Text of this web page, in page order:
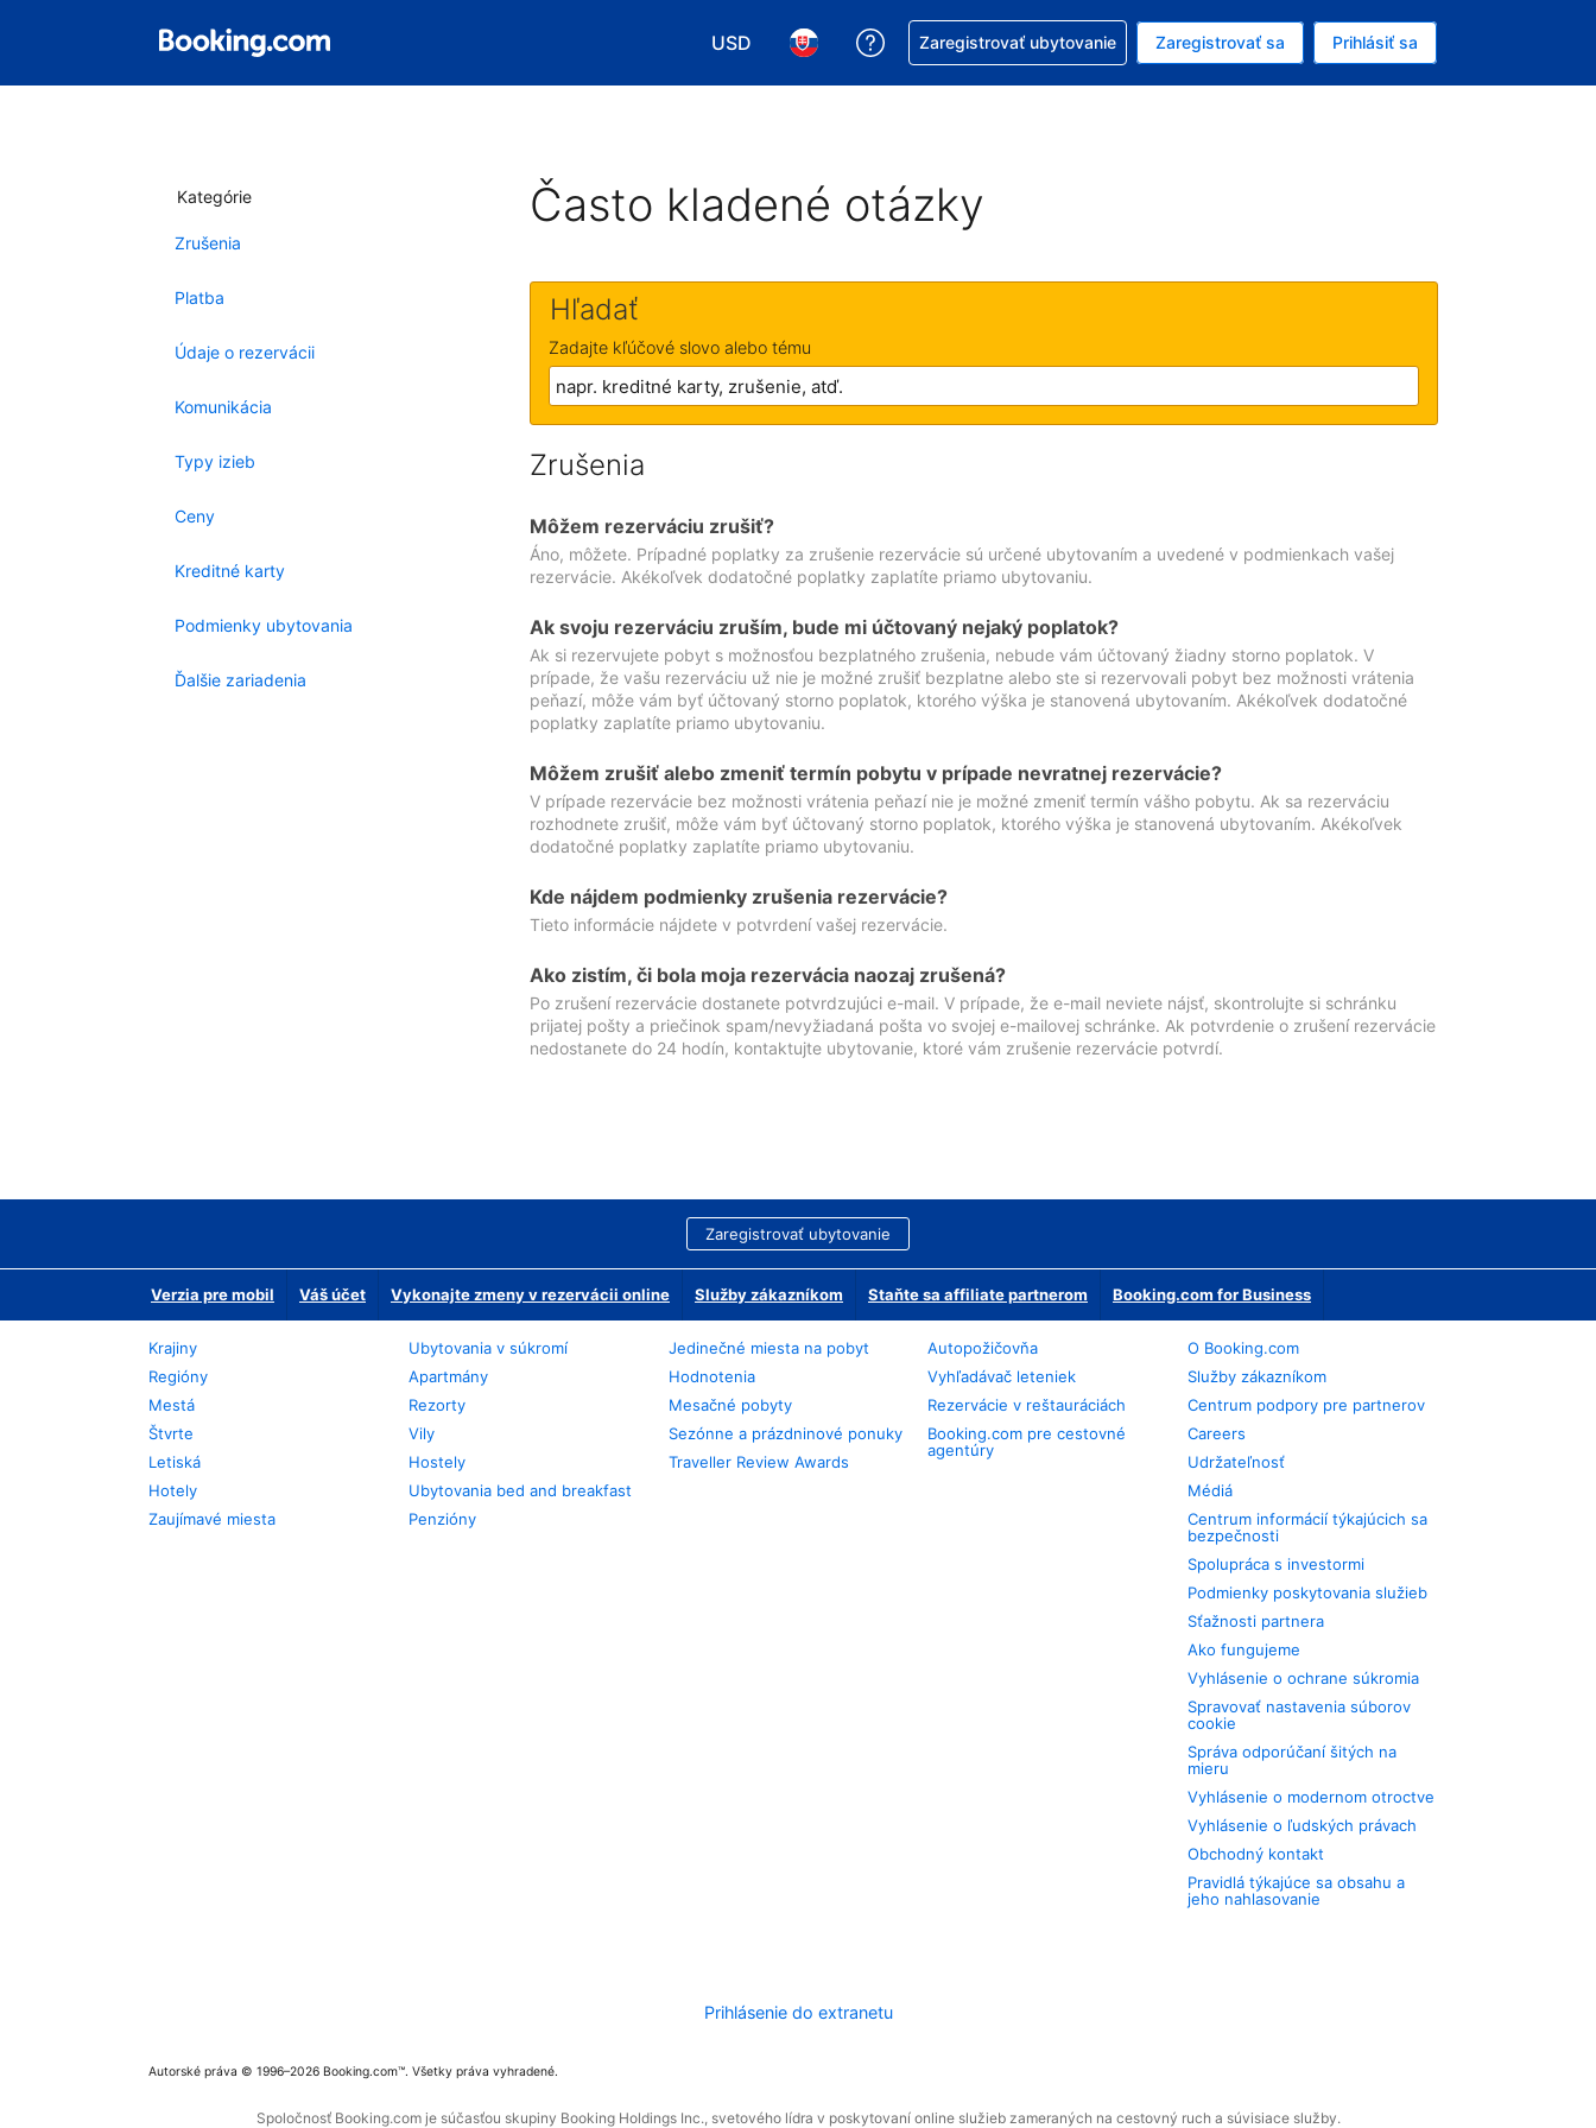
USD
Vybrať menu. Momentálne máte zvolenú menu Americký dolár
Vybrať jazyk. Momentálne máte zvolený jazyk V slovenčine
Získajte pomoc s rezerváciou
Zaregistrovať ubytovanie Zaregistrovať sa Prihlásiť sa
Kategórie
Zrušenia
Platba
Údaje o rezervácii
Komunikácia
Typy izieb
Ceny
Kreditné karty
Podmienky ubytovania
Ďalšie zariadenia
Často kladené otázky
Hľadať
Zadajte kľúčové slovo alebo tému
Zrušenia
Môžem rezerváciu zrušiť?
Áno, môžete. Prípadné poplatky za zrušenie rezervácie sú určené ubytovaním a uvedené v podmienkach vašej
rezervácie. Akékoľvek dodatočné poplatky zaplatíte priamo ubytovaniu.
Ak svoju rezerváciu zruším, bude mi účtovaný nejaký poplatok?
Ak si rezervujete pobyt s možnosťou bezplatného zrušenia, nebude vám účtovaný žiadny storno poplatok. V
prípade, že vašu rezerváciu už nie je možné zrušiť bezplatne alebo ste si rezervovali pobyt bez možnosti vrátenia
peňazí, môže vám byť účtovaný storno poplatok, ktorého výška je stanovená ubytovaním. Akékoľvek dodatočné
poplatky zaplatíte priamo ubytovaniu.
Môžem zrušiť alebo zmeniť termín pobytu v prípade nevratnej rezervácie?
V prípade rezervácie bez možnosti vrátenia peňazí nie je možné zmeniť termín vášho pobytu. Ak sa rezerváciu
rozhodnete zrušiť, môže vám byť účtovaný storno poplatok, ktorého výška je stanovená ubytovaním. Akékoľvek
dodatočné poplatky zaplatíte priamo ubytovaniu.
Kde nájdem podmienky zrušenia rezervácie?
Tieto informácie nájdete v potvrdení vašej rezervácie.
Ako zistím, či bola moja rezervácia naozaj zrušená?
Po zrušení rezervácie dostanete potvrdzujúci e-mail. V prípade, že e-mail neviete nájsť, skontrolujte si schránku
prijatej pošty a priečinok spam/nevyžiadaná pošta vo svojej e-mailovej schránke. Ak potvrdenie o zrušení rezervácie
nedostanete do 24 hodín, kontaktujte ubytovanie, ktoré vám zrušenie rezervácie potvrdí.
Zaregistrovať ubytovanie
Verzia pre mobil Váš účet Vykonajte zmeny v rezervácii online Služby zákazníkom Staňte sa affiliate partnerom Booking.com for Business
Krajiny
Regióny
Mestá
Štvrte
Letiská
Hotely
Zaujímavé miesta
Ubytovania v súkromí
Apartmány
Rezorty
Vily
Hostely
Ubytovania bed and breakfast
Penzióny
Jedinečné miesta na pobyt
Hodnotenia
Mesačné pobyty
Sezónne a prázdninové ponuky
Traveller Review Awards
Autopožičovňa
Vyhľadávač leteniek
Rezervácie v reštauráciách
Booking.com pre cestovné
agentúry
O Booking.com
Služby zákazníkom
Centrum podpory pre partnerov
Careers
Udržateľnosť
Médiá
Centrum informácií týkajúcich sa
bezpečnosti
Spolupráca s investormi
Podmienky poskytovania služieb
Sťažnosti partnera
Ako fungujeme
Vyhlásenie o ochrane súkromia
Spravovať nastavenia súborov
cookie
Správa odporúčaní šitých na
mieru
Vyhlásenie o modernom otroctve
Vyhlásenie o ľudských právach
Obchodný kontakt
Pravidlá týkajúce sa obsahu a
jeho nahlasovanie
Prihlásenie do extranetu
Autorské práva © 1996–2026 Booking.com™. Všetky práva vyhradené.
Spoločnosť Booking.com je súčasťou skupiny Booking Holdings Inc., svetového lídra v poskytovaní online služieb zameraných na cestovný ruch a súvisiace služby.